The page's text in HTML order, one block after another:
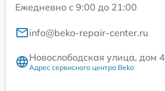
Ежедневно с 9:00 до 21:00
info@beko-repair-center.ru
Новослободская улица, дом 4
Адрес сервисного центра Beko